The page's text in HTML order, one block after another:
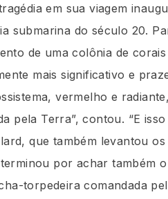
em sua viagem
submarina do século 20.
de uma colônia de corais
mais significativo e
vermelho e
pela Terra”, contou. “E
que também levantou
por achar também
torpedeira comandada